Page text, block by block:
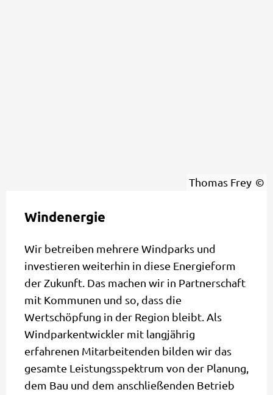
Thomas Frey
Windenergie
Wir betreiben mehrere Windparks und
investieren weiterhin in diese Energieform
der Zukunft. Das machen wir in Partnerschaft
mit Kommunen und so, dass die
Wertschöpfung in der Region bleibt. Als
Windparkentwickler mit langjährig
erfahrenen Mitarbeitenden bilden wir das
gesamte Leistungsspektrum von der Planung,
dem Bau und dem anschließenden Betrieb